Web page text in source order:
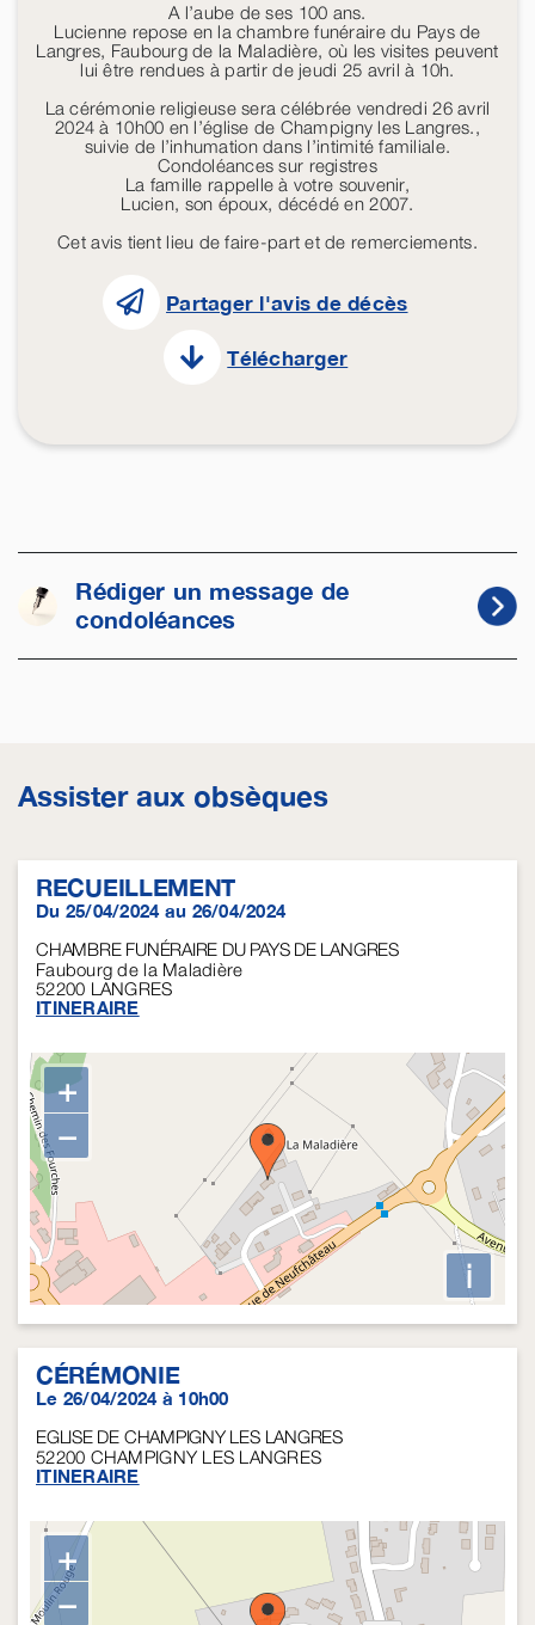
A l’aube de ses 100 ans.
Lucienne repose en la chambre funéraire du Pays de
Langres, Faubourg de la Maladière, où les visites peuvent
lui être rendues à partir de jeudi 25 avril à 10h.
La cérémonie religieuse sera célébrée vendredi 26 avril
2024 à 10h00 en l’église de Champigny les Langres.,
suivie de l’inhumation dans l’intimité familiale.
Condoléances sur registres
La famille rappelle à votre souvenir,
Lucien, son époux, décédé en 2007.
Cet avis tient lieu de faire-part et de remerciements.
Partager l'avis de décès
Télécharger
Rédiger un message de
condoléances
Assister aux obsèques
RECUEILLEMENT
Du 25/04/2024 au 26/04/2024
CHAMBRE FUNÉRAIRE DU PAYS DE LANGRES
Faubourg de la Maladière
52200 LANGRES
ITINERAIRE
+
−
i
CÉRÉMONIE
Le 26/04/2024 à 10h00
EGLISE DE CHAMPIGNY LES LANGRES
52200 CHAMPIGNY LES LANGRES
ITINERAIRE
+
−